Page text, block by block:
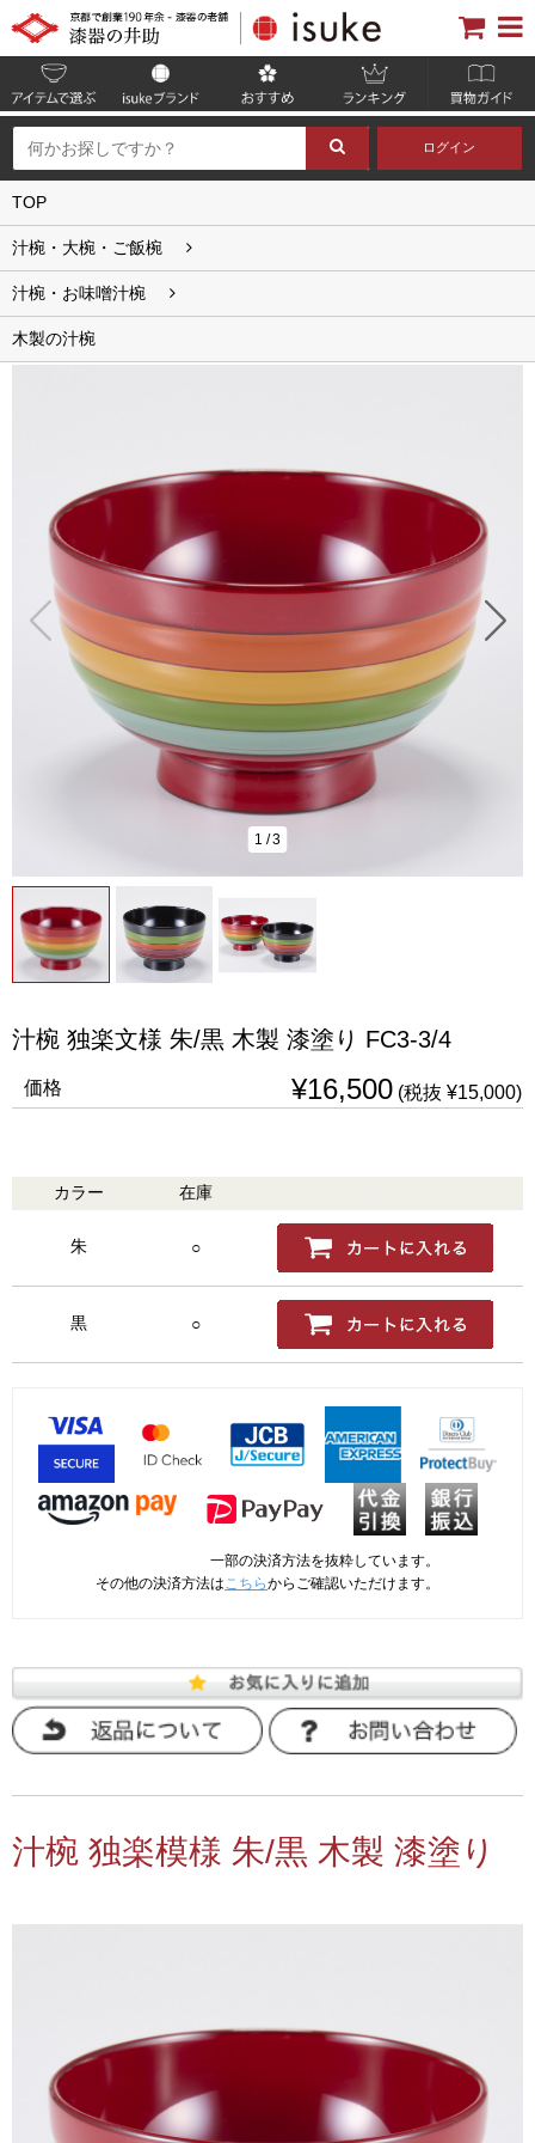
ログイン
TOP
汁椀・大椀・ご飯椀
汁椀・お味噌汁椀
木製の汁椀
1 /3
汁椀 独楽文様 朱/黒 木製 漆塗り FC3-3/4
価格 ¥16,500 (税抜 ¥15,000)
カラー 在庫
朱 ○
黒 ○
一部の決済方法を抜粋しています。
その他の決済方法はこちらからご確認いただけます。
汁椀 独楽模様 朱/黒 木製 漆塗り